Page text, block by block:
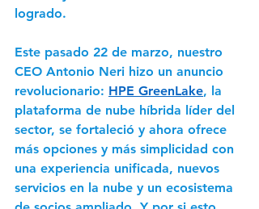
logrado.
Este pasado 22 de marzo, nuestro
CEO Antonio Neri hizo un anuncio
revolucionario: HPE GreenLake, la
plataforma de nube híbrida líder del
sector, se fortaleció y ahora ofrece
más opciones y más simplicidad con
una experiencia unificada, nuevos
servicios en la nube y un ecosistema